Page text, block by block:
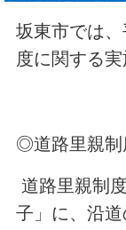
坂東市では
度に関する実
◎道路里親制
道路里親制
子」に、沿